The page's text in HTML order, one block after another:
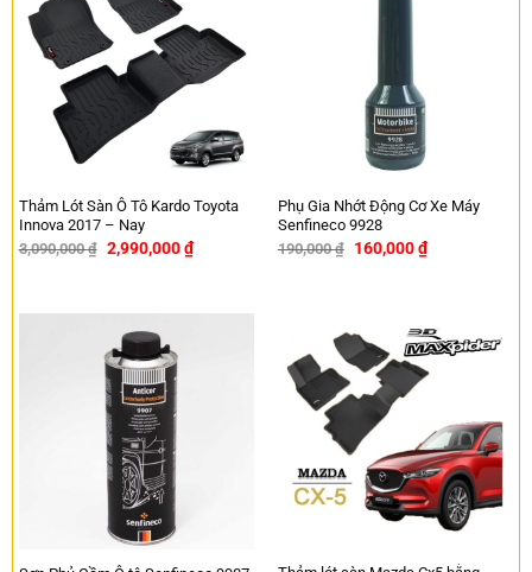
Thảm Lót Sàn Ô Tô Kardo Toyota
Innova 2017 – Nay
3,090,000₫ 2,990,000₫
Phụ Gia Nhớt Động Cơ Xe Máy
Senfineco 9928
190,000₫ 160,000₫